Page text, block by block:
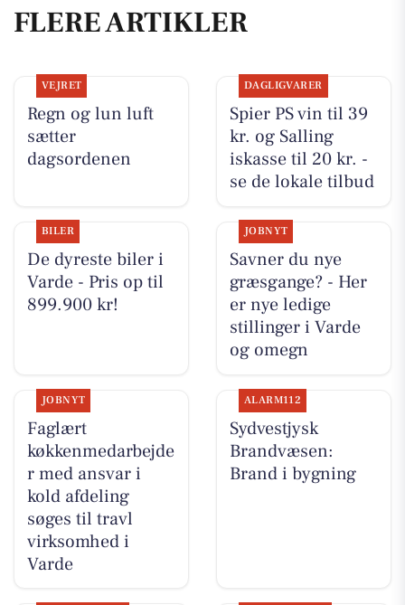
FLERE ARTIKLER
VEJRET
Regn og lun luft
sætter
dagsordenen
DAGLIGVARER
Spier PS vin til 39
kr. og Salling
iskasse til 20 kr. -
se de lokale tilbud
BILER
De dyreste biler i
Varde - Pris op til
899.900 kr!
JOBNYT
Savner du nye
græsgange? - Her
er nye ledige
stillinger i Varde
og omegn
JOBNYT
Faglært
køkkenmedarbejde
r med ansvar i
kold afdeling
søges til travl
virksomhed i
Varde
ALARM112
Sydvestjysk
Brandvæsen:
Brand i bygning